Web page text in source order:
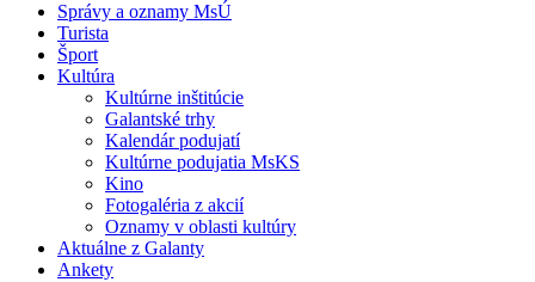
Správy a oznamy MsÚ
Turista
Šport
Kultúra
Kultúrne inštitúcie
Galantské trhy
Kalendár podujatí
Kultúrne podujatia MsKS
Kino
Fotogaléria z akcií
Oznamy v oblasti kultúry
Aktuálne z Galanty
Ankety